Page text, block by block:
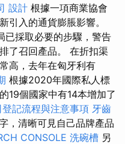
設計 根據一項商業協會
引入的通貨膨脹影響。
已採取必要的步驟，警告
了召回產品。 在折扣渠
高，去年在匈牙利有
根據2020年國際私人標
19個國家中有14本增加了
登記流程與注意事項 牙齒
，清晰可見自己品牌產品
CONSOLE 洗碗槽 另